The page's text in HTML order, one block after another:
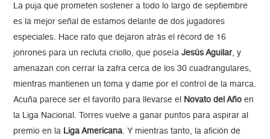
La puja que prometen sostener a todo lo largo de septiembre
es la mejor señal de estamos delante de dos jugadores
especiales. Hace rato que dejaron atrás el récord de 16
jonrones para un recluta criollo, que poseíaJesús Aguilar, y
amenazan con cerrar la zafra cerca de los 30 cuadrangulares,
mientras mantienen un toma y dame por el control de la marca.
Acuña parece ser el favorito para llevarse el
Novato del Año en
la Liga Nacional. Torres vuelve a ganar puntos para aspirar al
premio en la Liga Americana. Y mientras tanto, la afición de